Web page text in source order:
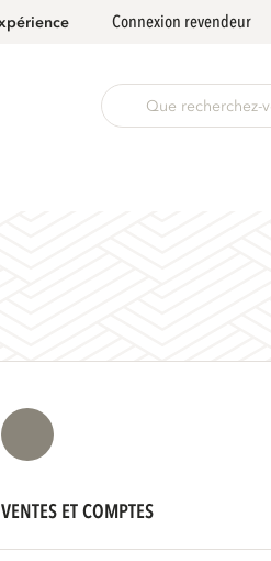
Connexion revendeur
VENTES ET COMPTES